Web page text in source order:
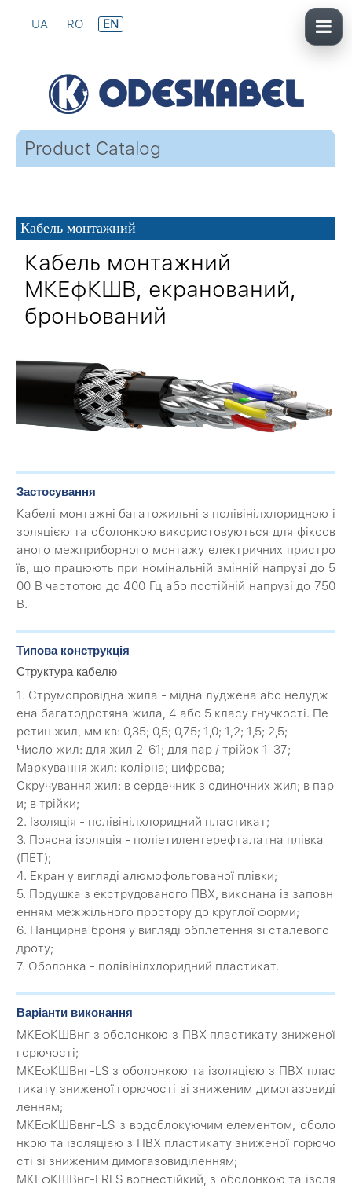
UA RO EN
Product Catalog
Кабель монтажний
Кабель монтажний
МКЕфКШВ, екранований,
броньований
Застосування
Кабелі монтажні багатожильні з полівінілхлоридною і
золяцією та оболонкою використовуються для фіксов
аного межприборного монтажу електричних пристро
їв, що працюють при номінальній змінній напрузі до 5
00 В частотою до 400 Гц або постійній напрузі до 750
В.
Типова конструкція
Структура кабелю
1. Струмопровідна жила - мідна луджена або нелудж
ена багатодротяна жила, 4 або 5 класу гнучкості. Пе
ретин жил, мм кв: 0,35; 0,5; 0,75; 1,0; 1,2; 1,5; 2,5;
Число жил: для жил 2-61; для пар / трійок 1-37;
Маркування жил: колірна; цифрова;
Скручування жил: в сердечник з одиночних жил; в пар
и; в трійки;
2. Ізоляція - полівінілхлоридний пластикат;
3. Поясна ізоляція - поліетилентерефталатна плівка
(ПЕТ);
4. Екран у вигляді алюмофольгованої плівки;
5. Подушка з екструдованого ПВХ, виконана із заповн
енням межжільного простору до круглої форми;
6. Панцирна броня у вигляді обплетення зі сталевого
дроту;
7. Оболонка - полівінілхлоридний пластикат.
Варіанти виконання
МКЕфКШВнг з оболонкою з ПВХ пластикату зниженої
горючості;
МКЕфКШВнг-LS з оболонкою та ізоляцією з ПВХ плас
тикату зниженої горючості зі зниженим димогазовиді
ленням;
МКЕфКШВвнг-LS з водоблокуючим елементом, оболо
нкою та ізоляцією з ПВХ пластикату зниженої горючо
сті зі зниженим димогазовиділенням;
МКЕфКШВнг-FRLS вогнестійкий, з оболонкою та ізоля